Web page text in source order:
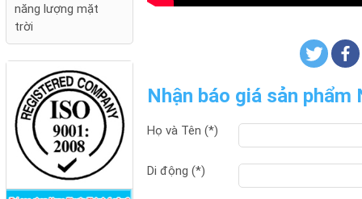
Nhận báo giá sản phẩm
Họ và Tên (*)
Di động (*)
năng lượng mặt
trời
Kim thu sét cổ điển
Nano Phước Thành